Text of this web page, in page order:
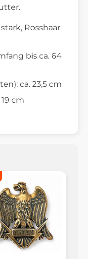
Rosshaar
bis ca. 64
ca. 23,5 cm
cm